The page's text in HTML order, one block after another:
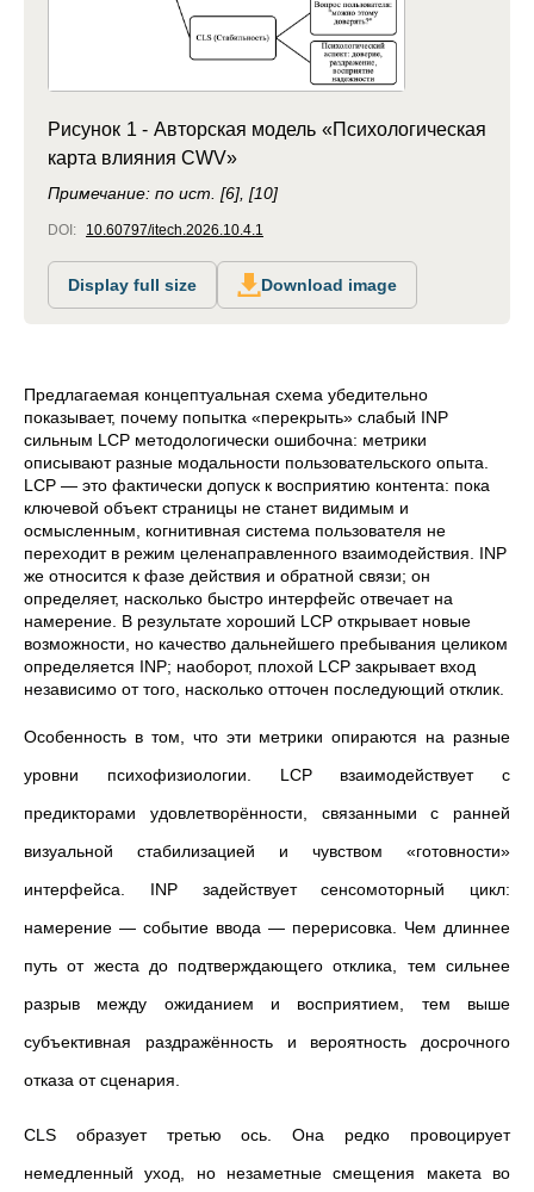
Рисунок 1 - Авторская модель «Психологическая
карта влияния CWV»
Примечание: по ист. [6], [10]
DOI: 10.60797/itech.2026.10.4.1
Display full size Download image
Предлагаемая концептуальная схема убедительно
показывает, почему попытка «перекрыть» слабый INP
сильным LCP методологически ошибочна: метрики
описывают разные модальности пользовательского опыта.
LCP — это фактически допуск к восприятию контента: пока
ключевой объект страницы не станет видимым и
осмысленным, когнитивная система пользователя не
переходит в режим целенаправленного взаимодействия. INP
же относится к фазе действия и обратной связи; он
определяет, насколько быстро интерфейс отвечает на
намерение. В результате хороший LCP открывает новые
возможности, но качество дальнейшего пребывания целиком
определяется INP; наоборот, плохой LCP закрывает вход
независимо от того, насколько отточен последующий отклик.
Особенность в том, что эти метрики опираются на разные
уровни психофизиологии. LCP взаимодействует с
предикторами удовлетворённости, связанными с ранней
визуальной стабилизацией и чувством «готовности»
интерфейса. INP задействует сенсомоторный цикл:
намерение — событие ввода — перерисовка. Чем длиннее
путь от жеста до подтверждающего отклика, тем сильнее
разрыв между ожиданием и восприятием, тем выше
субъективная раздражённость и вероятность досрочного
отказа от сценария.
CLS образует третью ось. Она редко провоцирует
немедленный уход, но незаметные смещения макета во